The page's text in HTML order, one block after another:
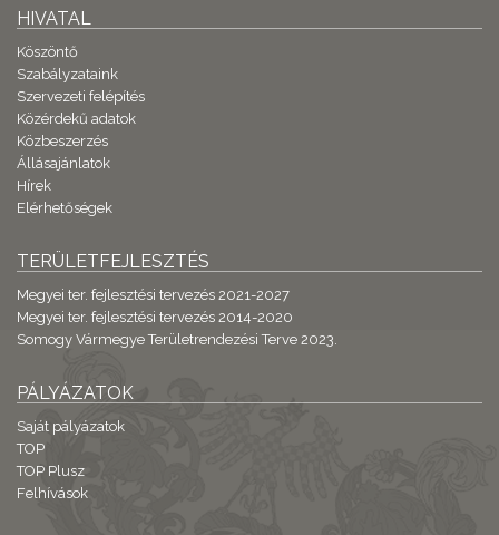
HIVATAL
Köszöntő
Szabályzataink
Szervezeti felépítés
Közérdekű adatok
Közbeszerzés
Állásajánlatok
Hírek
Elérhetőségek
TERÜLETFEJLESZTÉS
Megyei ter. fejlesztési tervezés 2021-2027
Megyei ter. fejlesztési tervezés 2014-2020
Somogy Vármegye Területrendezési Terve 2023.
PÁLYÁZATOK
Saját pályázatok
TOP
TOP Plusz
Felhívások